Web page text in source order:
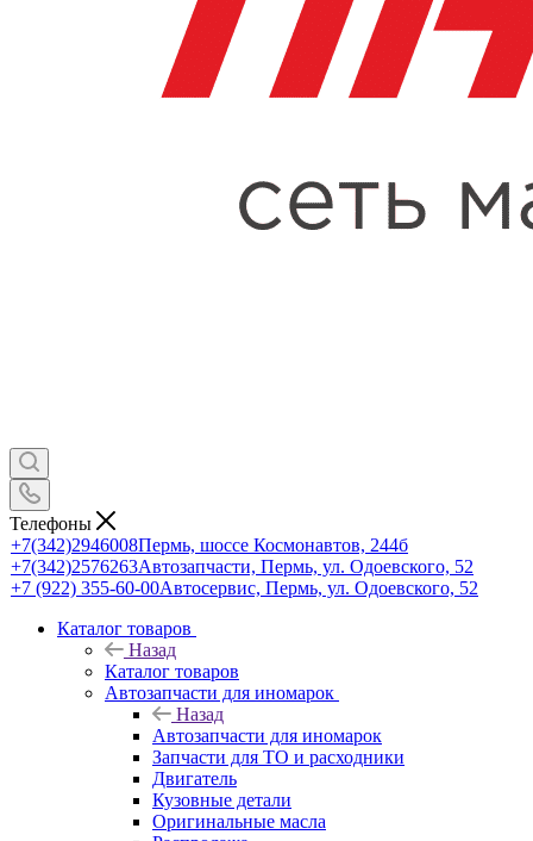
Телефоны
+7(342)2946008Пермь, шоссе Космонавтов, 244б
+7(342)2576263Автозапчасти, Пермь, ул. Одоевского, 52
+7 (922) 355-60-00Автосервис, Пермь, ул. Одоевского, 52
Каталог товаров
Назад
Каталог товаров
Автозапчасти для иномарок
Назад
Автозапчасти для иномарок
Запчасти для ТО и расходники
Двигатель
Кузовные детали
Оригинальные масла